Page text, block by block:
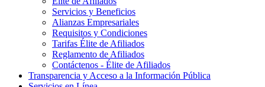
Servicios y Beneficios
Alianzas Empresariales
Requisitos y Condiciones
Tarifas Élite de Afiliados
Reglamento de Afiliados
Contáctenos - Élite de Afiliados
Transparencia y Acceso a la Información Pública